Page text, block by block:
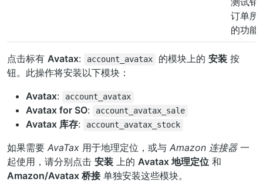
订单所
的功能
点击标有 Avatax: account_avatax 的模块上的 安装按
钮。此操作将安装以下模块：
Avatax: account_avatax
Avatax for SO: account_avatax_sale
Avatax 库存: account_avatax_stock
如果需要 AvaTax 用于地理定位，或与 Amazon 连接器一
起使用，请分别点击 安装 上的 Avatax 地理定位 和
Amazon/Avatax 桥接单独安装这些模块。